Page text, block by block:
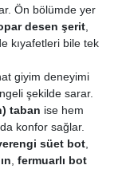
Ön bölümde yer
desen şerit,
kıyafetleri bile tek
giyim deneyimi
şekilde sarar.
taban ise hem
konfor sağlar.
süet bot,
fermuarlı bot